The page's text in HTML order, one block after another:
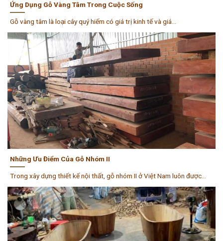
Ứng Dụng Gỗ Vàng Tâm Trong Cuộc Sống
Gỗ vàng tâm là loại cây quý hiếm có giá trị kinh tế và giá...
Những Ưu Điểm Của Gỗ Nhóm II
Trong xây dựng thiết kế nội thất, gỗ nhóm II ở Việt Nam luôn được...